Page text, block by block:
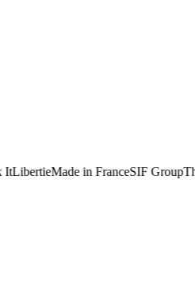
LibertieMade in FranceSIF GroupThe